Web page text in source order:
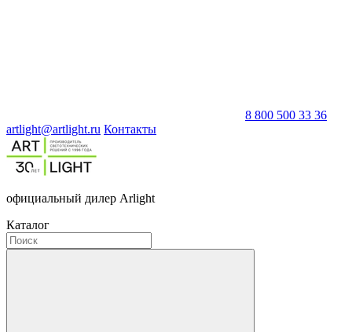
8 800 500 33 36
artlight@artlight.ru Контакты
официальный дилер Arlight
Каталог